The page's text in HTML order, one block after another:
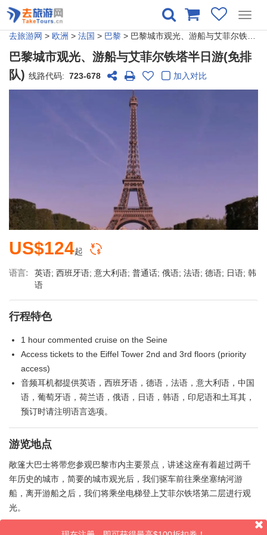
去旅游网 > 欧洲 > 法国 > 巴黎 > 巴黎城市观光、游船与艾菲尔铁塔半日游(免排队)
巴黎城市观光、游船与艾菲尔铁塔半日游(免排
队) 线路代码: 723-678 加入对比
US$124起
语言:
英语; 西班牙语; 意大利语; 普通话; 俄语; 法语; 德语; 日语; 韩
语
行程特色
1 hour commented cruise on the Seine
Access tickets to the Eiffel Tower 2nd and 3rd floors (priority
access)
音频耳机都提供英语，西班牙语，德语，法语，意大利语，中国
语，葡萄牙语，荷兰语，俄语，日语，韩语，印尼语和土耳其，
预订时请注明语言选项。
游览地点
敞篷大巴士将带您参观巴黎市内主要景点，讲述这座有着超过两千
年历史的城市，简要的城市观光后，我们驱车前往乘坐塞纳河游
船，离开游船之后，我们将乘坐电梯登上艾菲尔铁塔第二层进行观
光。